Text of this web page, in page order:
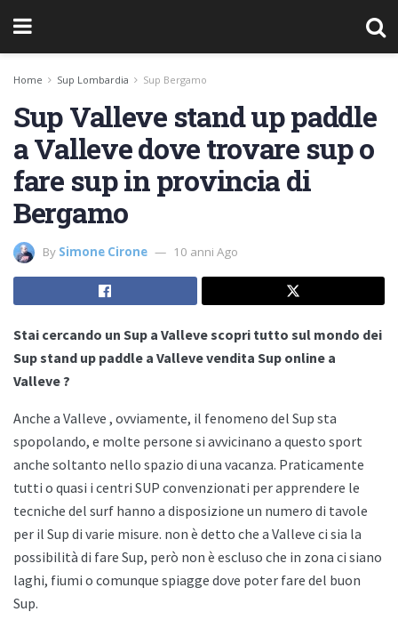
Home Sup Lombardia Sup Bergamo
Sup Valleve stand up paddle
a Valleve dove trovare sup o
fare sup in provincia di
Bergamo
By Simone Cirone 10 anni Ago
Stai cercando un Sup a Valleve scopri tutto sul mondo dei
Sup stand up paddle a Valleve vendita Sup online a
Valleve ?
Anche a Valleve , ovviamente, il fenomeno del Sup sta
spopolando, e molte persone si avvicinano a questo sport
anche soltanto nello spazio di una vacanza. Praticamente
tutti o quasi i centri SUP convenzionati per apprendere le
tecniche del surf hanno a disposizione un numero di tavole
per il Sup di varie misure. non è detto che a Valleve ci sia la
possibilità di fare Sup, però non è escluso che in zona ci siano
laghi, fiumi o comunque spiagge dove poter fare del buon
Sup.